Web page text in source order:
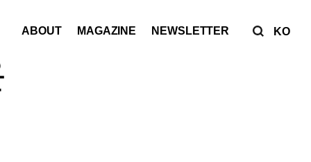
ABOUT MAGAZINE NEWSLETTER KO